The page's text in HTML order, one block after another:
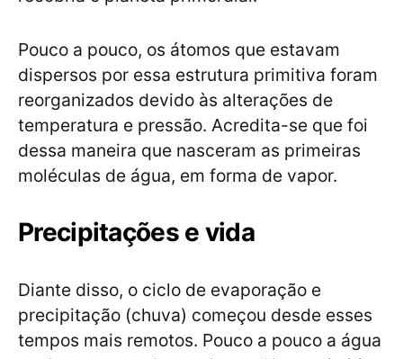
Pouco a pouco, os átomos que estavam
dispersos por essa estrutura primitiva foram
reorganizados devido às alterações de
temperatura e pressão. Acredita-se que foi
dessa maneira que nasceram as primeiras
moléculas de água, em forma de vapor.
Precipitações e vida
Diante disso, o ciclo de evaporação e
precipitação (chuva) começou desde esses
tempos mais remotos. Pouco a pouco a água